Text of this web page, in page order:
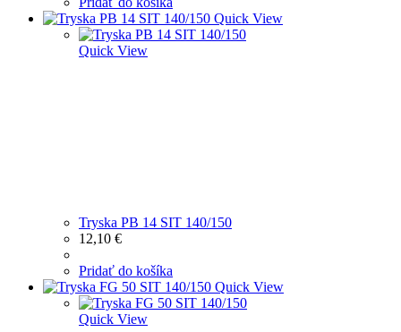
Quick View
Quick View
Tryska PB 14 SIT 140/150
12,10 €
Pridať do košíka
Quick View
Quick View